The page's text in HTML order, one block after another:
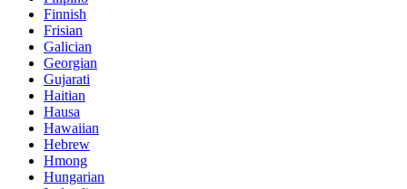
Finnish
Frisian
Galician
Georgian
Gujarati
Haitian
Hausa
Hawaiian
Hebrew
Hmong
Hungarian